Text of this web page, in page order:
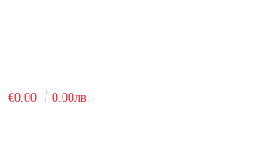
€0.00 0.00лв.